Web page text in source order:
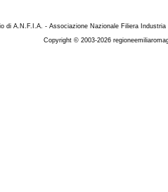
di A.N.F.I.A. - Associazione Nazionale Filiera
Copyright © 2003-2026